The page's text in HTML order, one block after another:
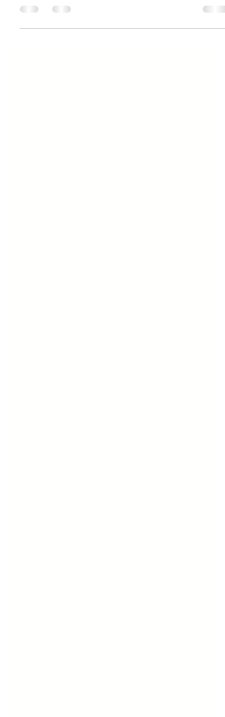
Employee Experience